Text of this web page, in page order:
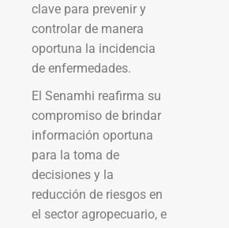
clave para prevenir y
controlar de manera
oportuna la incidencia
de enfermedades.
El Senamhi reafirma su
compromiso de brindar
información oportuna
para la toma de
decisiones y la
reducción de riesgos en
el sector agropecuario, e